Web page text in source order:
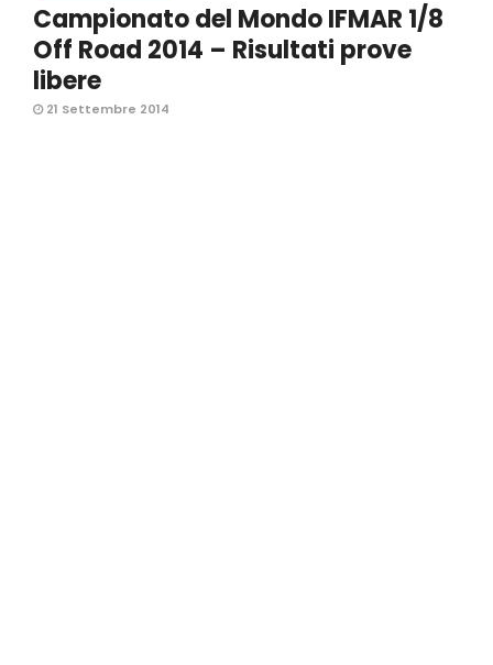
Campionato del Mondo IFMAR 1/8
Off Road 2014 – Risultati prove
libere
21 Settembre 2014